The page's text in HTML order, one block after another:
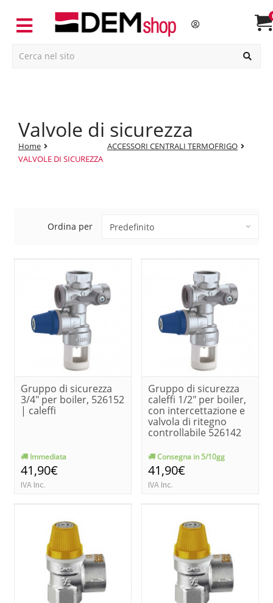
valvole di sicurezza
Home
ACCESSORI CENTRALI TERMOFRIGO
VALVOLE DI SICUREZZA
Ordina per
Gruppo di sicurezza
3/4" per boiler, 526152
| caleffi
Immediata
41,90€
IVA Inc.
Gruppo di sicurezza
caleffi 1/2" per boiler,
con intercettazione e
valvola di ritegno
controllabile 526142
Consegna in 5/10gg
41,90€
IVA Inc.